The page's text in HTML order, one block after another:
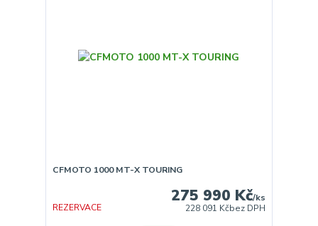
CFMOTO 1000 MT-X TOURING
275 990 Kč/ks
228 091 Kčbez DPH
REZERVACE